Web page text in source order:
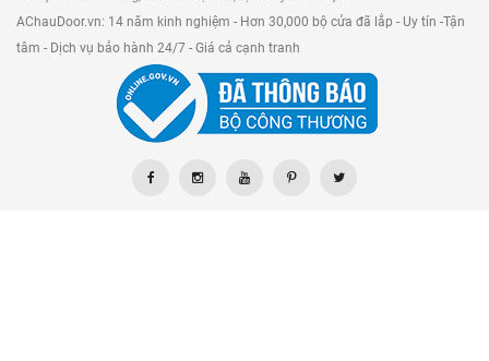
AChauDoor.vn: 14 năm kinh nghiệm - Hơn 30,000 bộ cửa đã lắp - Uy tín -Tận
tâm - Dịch vụ bảo hành 24/7 - Giá cả cạnh tranh